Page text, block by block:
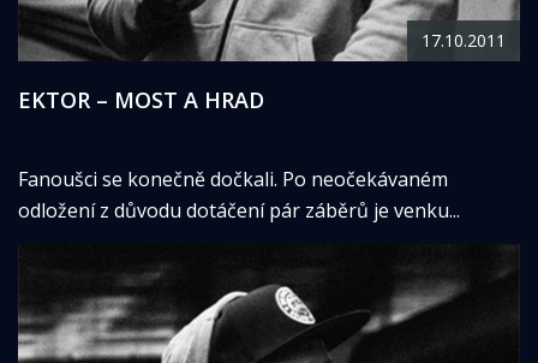
17.10.2011
EKTOR – MOST A HRAD
Fanoušci se konečně dočkali. Po neočekávaném
odložení z důvodu dotáčení pár záběrů je venku...